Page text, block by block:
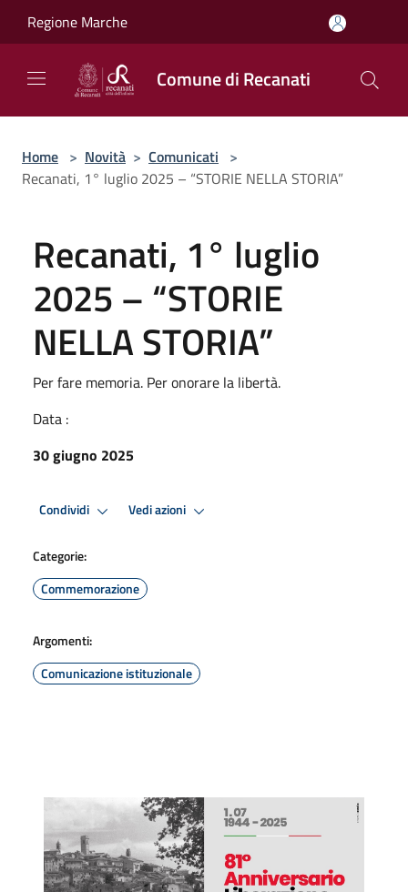
Regione Marche
Comune di Recanati
Home > Novità > Comunicati >
Recanati, 1° luglio 2025 – “STORIE NELLA STORIA”
Recanati, 1° luglio
2025 – “STORIE
NELLA STORIA”
Per fare memoria. Per onorare la libertà.
Data :
30 giugno 2025
Condividi Vedi azioni
Categorie:
Commemorazione
Argomenti:
Comunicazione istituzionale